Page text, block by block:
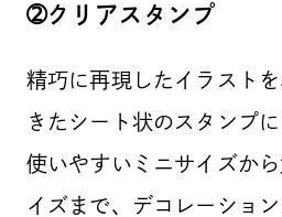
➁クリアスタンプ
精巧に再現したイラスト
きたシート状のスタンプ
使いやすいミニサイズか
イズまで、デコレーショ